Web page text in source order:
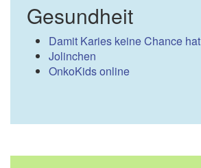
Gesundheit
Damit Karies keine Chance hat
Jolinchen
OnkoKids online